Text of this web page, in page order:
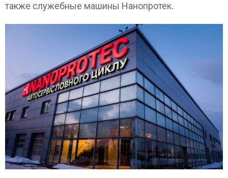
также служебные машины Нанопротек.